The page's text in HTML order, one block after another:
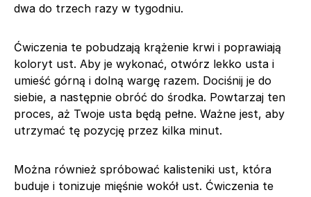
dwa do trzech razy w tygodniu.
Ćwiczenia te pobudzają krążenie krwi i poprawiają
koloryt ust. Aby je wykonać, otwórz lekko usta i
umieść górną i dolną wargę razem. Dociśnij je do
siebie, a następnie obróć do środka. Powtarzaj ten
proces, aż Twoje usta będą pełne. Ważne jest, aby
utrzymać tę pozycję przez kilka minut.
Można również spróbować kalisteniki ust, która
buduje i tonizuje mięśnie wokół ust. Ćwiczenia te